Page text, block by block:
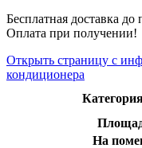
Бесплатная доставка
Оплата при получении!
Открыть страницу с
кондиционера
На